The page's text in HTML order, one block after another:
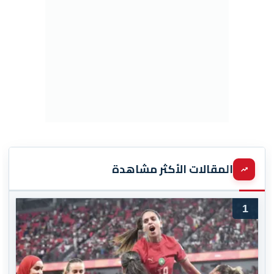
المقالات الأكثر مشاهدة
1